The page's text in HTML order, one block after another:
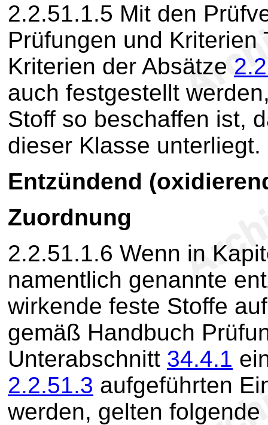
2.2.51.1.5 Mit den
Prüfungen und
Kriterien der Absätze
auch festgestellt
Stoff so beschaffen ist,
dieser Klasse unterliegt.
Entzündend
Zuordnung
2.2.51.1.6 Wenn in
namentlich genannte
wirkende feste Stoffe
gemäß Handbuch
Unterabschnitt 34.4.1
2.2.51.3 aufgeführten
werden, gelten folgende